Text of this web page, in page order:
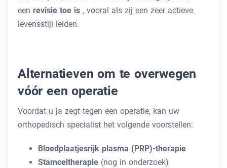
een revisie toe is , vooral als zij een zeer actieve
levensstijl leiden.
Alternatieven om te overwegen
vóór een operatie
Voordat u ja zegt tegen een operatie, kan uw
orthopedisch specialist het volgende voorstellen:
Bloedplaatjesrijk plasma (PRP)-therapie
Stamceltherapie (nog in onderzoek)